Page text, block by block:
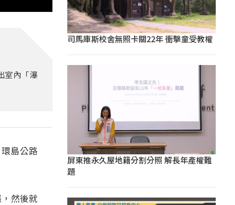
室內「瀑
島公路
然後就
司馬庫斯校舍無照卡關22年 衝擊童受教權
屏東推永久屋地籍分割分照 解長年產權難
題